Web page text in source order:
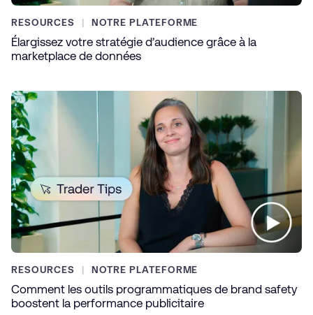
RESOURCES NOTRE PLATEFORME
Élargissez votre stratégie d’audience grâce à la
marketplace de données
RESOURCES NOTRE PLATEFORME
Comment les outils programmatiques de brand safety
boostent la performance publicitaire